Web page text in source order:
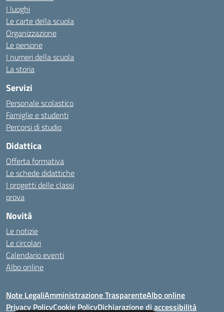
I luoghi
Le carte della scuola
Organizzazione
Le persone
I numeri della scuola
La storia
Servizi
Personale scolastico
Famiglie e studenti
Percorsi di studio
Didattica
Offerta formativa
Le schede didattiche
I progetti delle classi
prova
Novità
Le notizie
Le circolari
Calendario eventi
Albo online
Note LegaliAmministrazione TrasparenteAlbo online
Privacy PolicyCookie PolicyDichiarazione di accessibilità